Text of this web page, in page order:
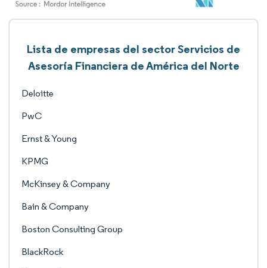
Lista de empresas del sector Servicios de
Asesoría Financiera de América del Norte
Deloitte
PwC
Ernst & Young
KPMG
McKinsey & Company
Bain & Company
Boston Consulting Group
BlackRock